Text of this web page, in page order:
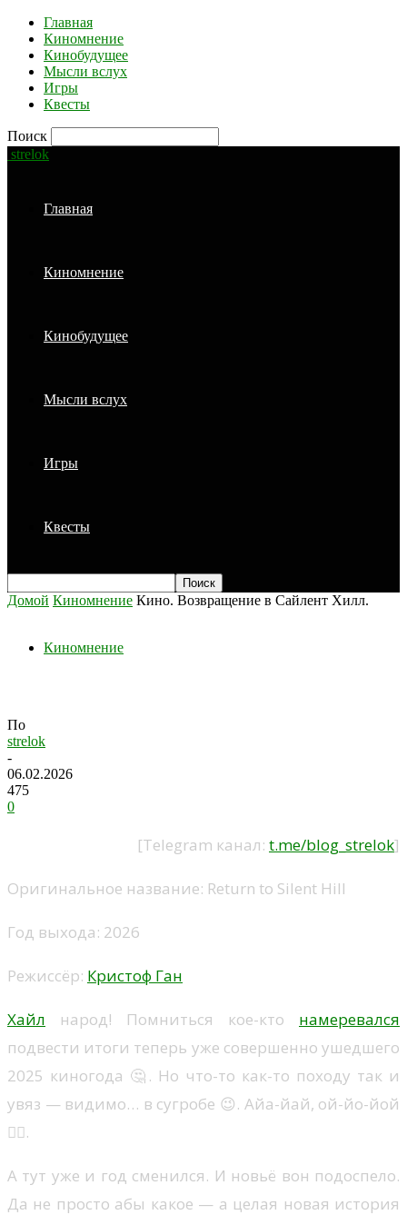
Главная
Киномнение
Кинобудущее
Мысли вслух
Игры
Квесты
Поиск
strelok
Главная
Киномнение
Кинобудущее
Мысли вслух
Игры
Квесты
Домой Киномнение Кино. Возвращение в Сайлент Хилл.
Киномнение
По
strelok
-
06.02.2026
475
0
[Telegram канал: t.me/blog_strelok]
Оригинальное название: Return to Silent Hill
Год выхода: 2026
Режиссёр: Кристоф Ган
Хайл народ! Помниться кое-кто намеревался
подвести итоги теперь уже совершенно ушедшего
2025 киногода 🤔. Но что-то как-то походу так и
увяз — видимо… в сугробе 😉. Айа-йай, ой-йо-йой
🤦‍♂️.
А тут уже и год сменился. И новьё вон подоспело.
Да не просто абы какое — а целая новая история